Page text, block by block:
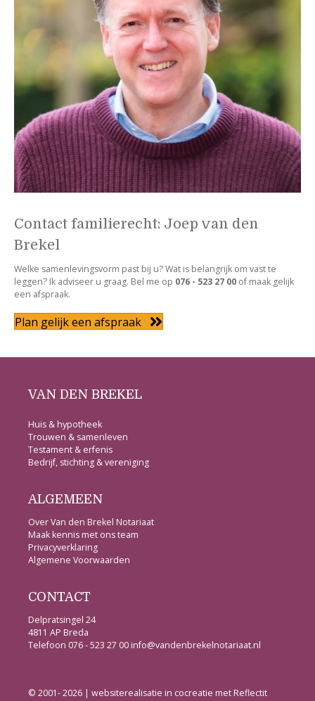
Contact familierecht: Joep van den
Brekel
Welke samenlevingsvorm past bij u? Wat is belangrijk om vast te
leggen? Ik adviseer u graag. Bel me op 076 - 523 27 00 of maak gelijk
een afspraak.
Plan gelijk een afspraak
VAN DEN BREKEL
Huis & hypotheek
Trouwen & samenleven
Testament & erfenis
Bedrijf, stichting & vereniging
ALGEMEEN
Over Van den Brekel Notariaat
Maak kennis met ons team
Privacyverklaring
Algemene Voorwaarden
CONTACT
Delpratsingel 24
4811 AP Breda
Telefoon 076 - 523 27 00 info@vandenbrekelnotariaat.nl
© 2001- 2026 | websiterealisatie in cocreatie met Reflectit